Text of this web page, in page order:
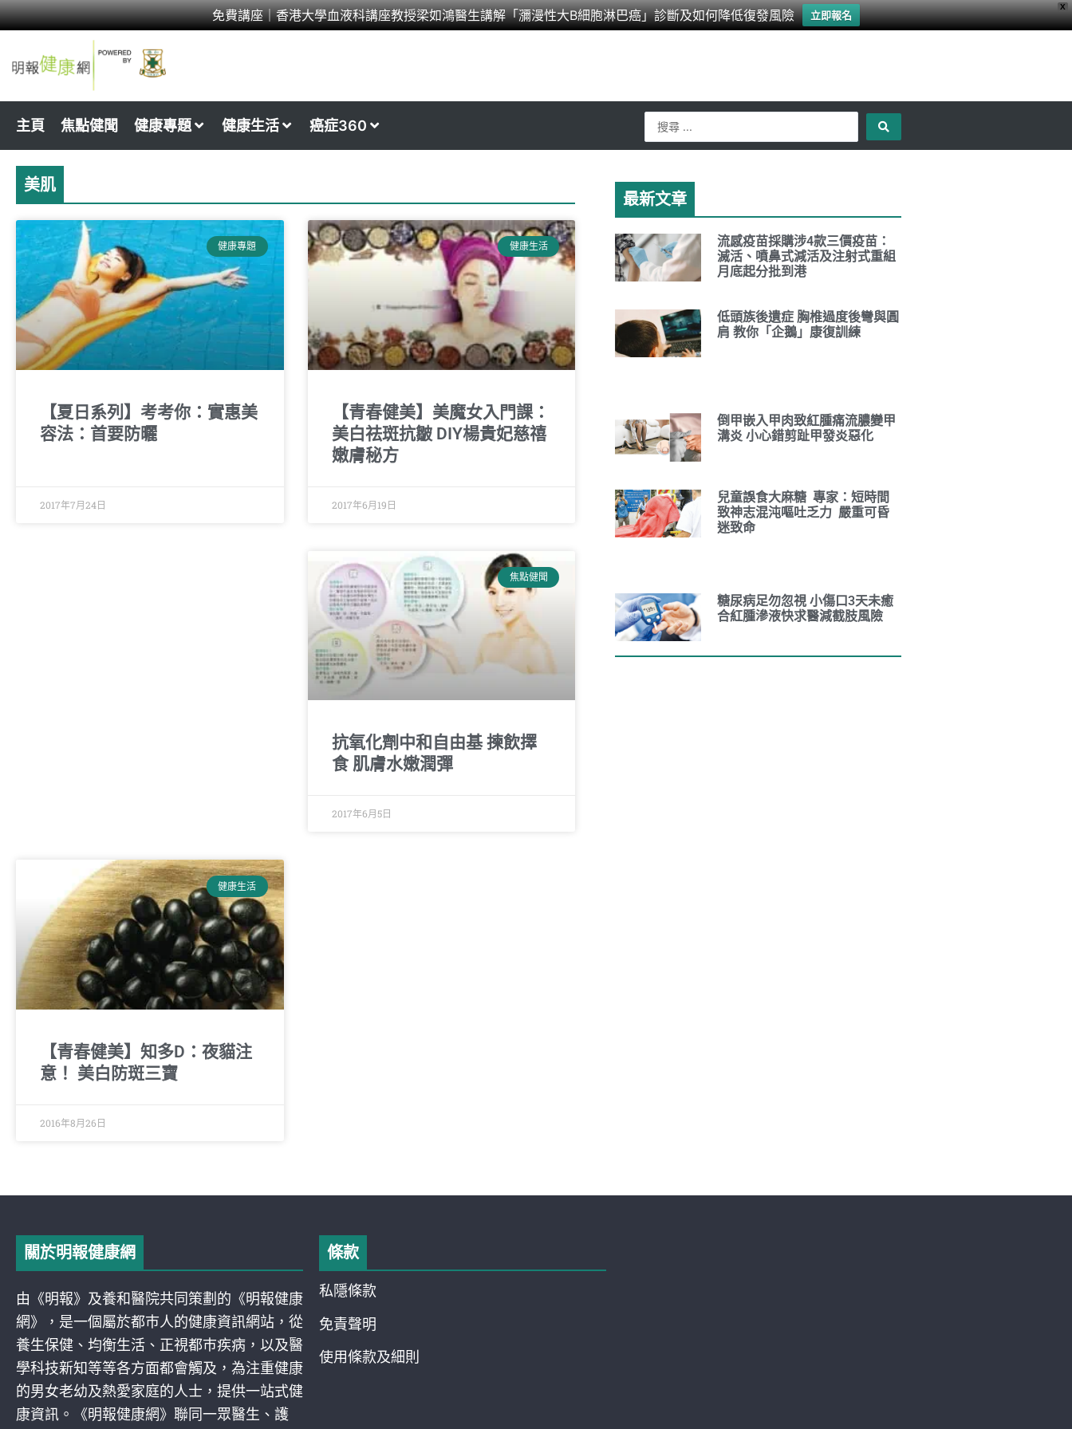
X
免費講座｜香港大學血液科講座教授梁如鴻醫生講解「瀰漫性大B細胞淋巴癌」診斷及如何降低復發風險 立即報名
Skip
to
content
主頁 焦點健聞 健康專題 健康生活 癌症360
Search
...
美肌
健康專題
【夏日系列】考考你：實惠美
容法：首要防曬
2017年7月24日
健康生活
【青春健美】美魔女入門課：
美白祛斑抗皺 DIY楊貴妃慈禧
嫩膚秘方
2017年6月19日
焦點健聞
抗氧化劑中和自由基 揀飲擇
食 肌膚水嫩潤彈
2017年6月5日
健康生活
【青春健美】知多D：夜貓注
意！ 美白防斑三寶
2016年8月26日
最新文章
流感疫苗採購涉4款三價疫苗：
滅活、噴鼻式減活及注射式重組
月底起分批到港
低頭族後遺症 胸椎過度後彎與圓
肩 教你「企鵝」康復訓練
倒甲嵌入甲肉致紅腫痛流膿變甲
溝炎 小心錯剪趾甲發炎惡化
兒童誤食大麻糖 專家：短時間
致神志混沌嘔吐乏力 嚴重可昏
迷致命
糖尿病足勿忽視 小傷口3天未癒
合紅腫滲液快求醫減截肢風險
關於明報健康網
由《明報》及養和醫院共同策劃的《明報健康
網》，是一個屬於都巿人的健康資訊網站，從
養生保健、均衡生活、正視都巿疾病，以及醫
學科技新知等等各方面都會觸及，為注重健康
的男女老幼及熱愛家庭的人士，提供一站式健
康資訊。《明報健康網》聯同一眾醫生、護
條款
私隱條款
免責聲明
使用條款及細則